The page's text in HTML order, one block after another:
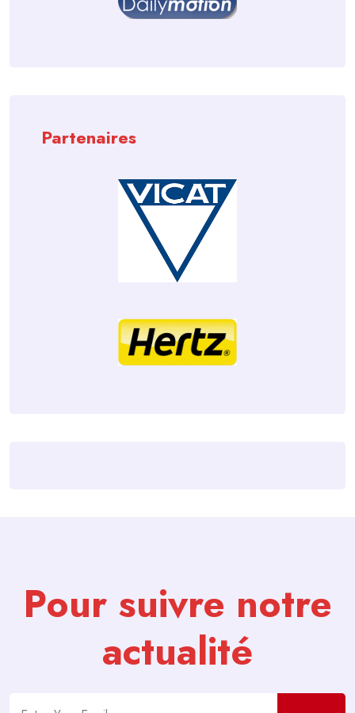
Partenaires
Pour suivre notre
actualité